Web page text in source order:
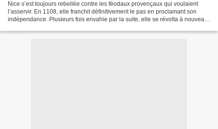
Nice s’est toujours rebellée contre les féodaux provençaux qui voulaient
l’asservir. En 1108, elle franchit définitivement le pas en proclamant son
indépendance. Plusieurs fois envahie par la suite, elle se révolta à nouveau